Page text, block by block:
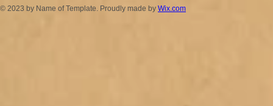
© 2023 by Name of Template. Proudly made by Wix.com